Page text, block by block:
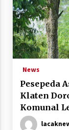
News
Pesepeda
Klaten
Komunal